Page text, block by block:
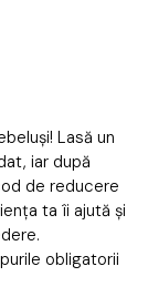
Lasă un
iar după
de reducere
ta îi ajută și
obligatorii